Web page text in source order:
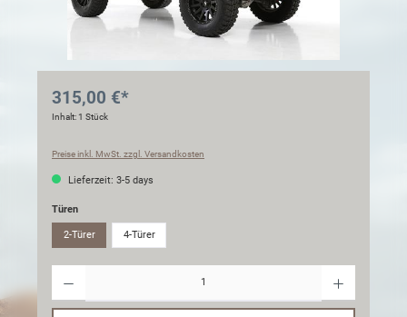
315,00 €*
Inhalt:1 Stück
Preise inkl. MwSt. zzgl. Versandkosten
Lieferzeit: 3-5 days
Türen
2-Türer 4-Türer